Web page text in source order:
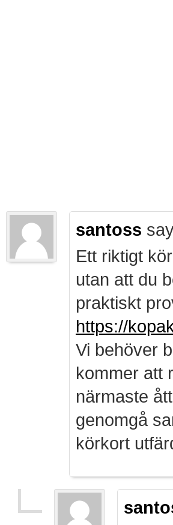
santoss
Ett riktigt
utan att du
praktiskt
https://
Vi behöver
kommer att
närmaste
genomgå
körkort